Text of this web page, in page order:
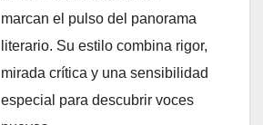
marcan el pulso del panorama
literario. Su estilo combina rigor,
mirada crítica y una sensibilidad
especial para descubrir voces